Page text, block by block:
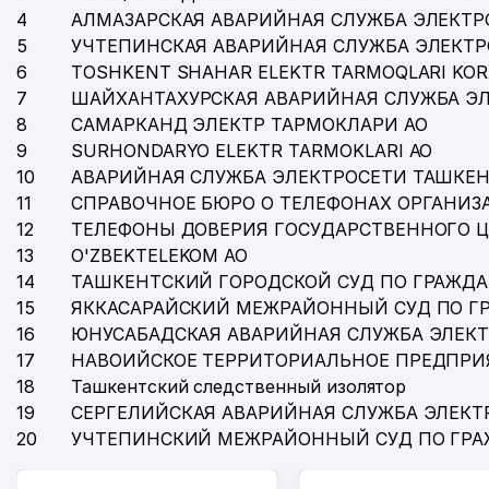
УЗБЕКИСТОНДА СОГЛИКНИ САКЛАШ И
ЦЕНТРАЛЬНАЯ ПОЛИКЛИНИКА МИНИСТЕРСТВА
INTERNATIONAL INVESTMENT FINANCIAL
BOBUR DIYOR СЕМЕЙНОЕ ПРЕДПРИЯТИЕ
ВОЕННАЯ ПРОКУРАТУРА г. ТАШКЕНТА
ВОЕННАЯ ПРОКУРАТУРА РЕСПУБЛИКИ УЗБЕКИСТАН
GRAND TOUR VOYAGE ООО
AMULET-AUDIT ООО
LOKOMOTIV-PROEKT ООО
MALON COMMERCE ЧП
4
АЛМАЗАРСКАЯ АВАРИЙНАЯ СЛУЖБА
5
УЧТЕПИНСКАЯ АВАРИЙНАЯ СЛУЖБА
6
TOSHKENT SHAHAR ELEKTR TARMOQLARI
7
ШАЙХАНТАХУРСКАЯ АВАРИЙНАЯ СЛУЖБА
8
САМАРКАНД ЭЛЕКТР ТАРМОКЛАРИ АО
9
SURHONDARYO ELEKTR TARMOKLARI АО
10
АВАРИЙНАЯ СЛУЖБА ЭЛЕКТРОСЕТИ
11
СПРАВОЧНОЕ БЮРО О ТЕЛЕФОНАХ
12
ТЕЛЕФОНЫ ДОВЕРИЯ ГОСУДАРСТВЕННОГО
13
O'ZBEKTELEKOM АО
14
ТАШКЕНТСКИЙ ГОРОДСКОЙ СУД ПО
15
ЯККАСАРАЙСКИЙ МЕЖРАЙОННЫЙ СУД ПО
16
ЮНУСАБАДСКАЯ АВАРИЙНАЯ СЛУЖБА
17
НАВОИЙСКОЕ ТЕРРИТОРИАЛЬНОЕ
18
Ташкентский следственный изолятор
19
СЕРГЕЛИЙСКАЯ АВАРИЙНАЯ СЛУЖБА
20
УЧТЕПИНСКИЙ МЕЖРАЙОННЫЙ СУД ПО